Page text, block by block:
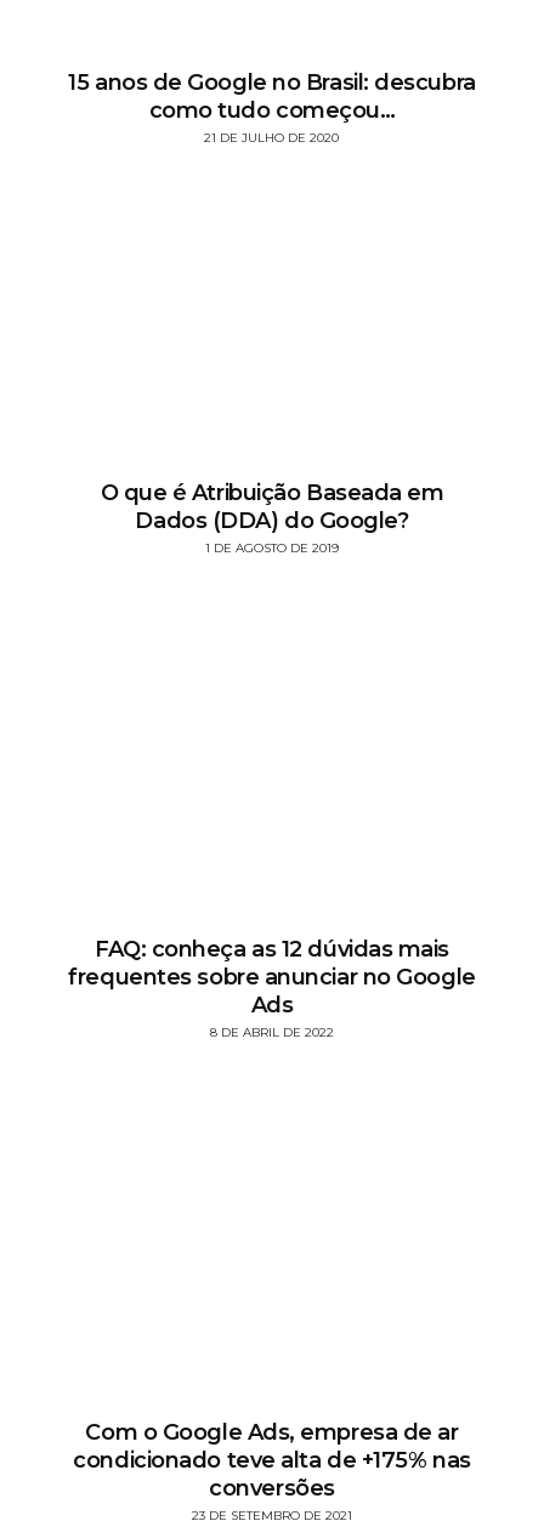
15 anos de Google no Brasil: descubra
como tudo começou…
21 DE JULHO DE 2020
O que é Atribuição Baseada em
Dados (DDA) do Google?
1 DE AGOSTO DE 2019
FAQ: conheça as 12 dúvidas mais
frequentes sobre anunciar no Google
Ads
8 DE ABRIL DE 2022
Com o Google Ads, empresa de ar
condicionado teve alta de +175% nas
conversões
23 DE SETEMBRO DE 2021